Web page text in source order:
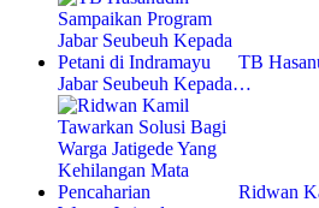
TB
Jabar Seubeuh Kepada…
Ridwan